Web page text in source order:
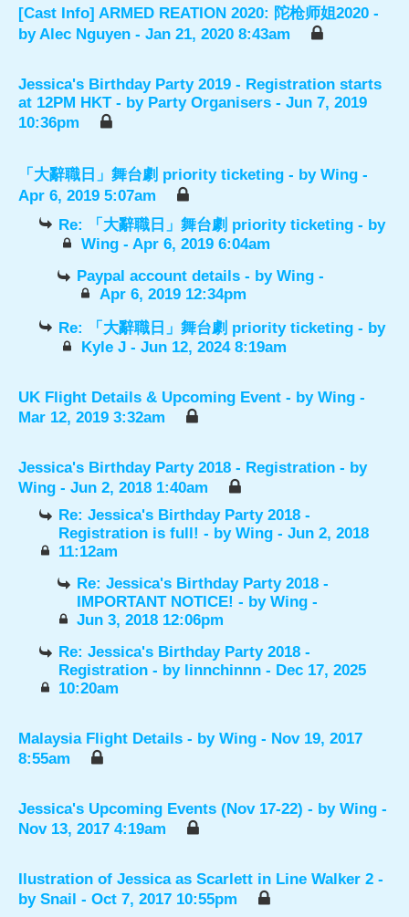
[Cast Info] ARMED REATION 2020: 陀枪师姐2020 -
byAlec Nguyen - Jan 21, 2020 8:43am
Jessica's Birthday Party 2019 - Registration starts
at 12PM HKT - by Party Organisers - Jun 7, 2019
10:36pm
「大辭職日」舞台劇 priority ticketing - by Wing -
Apr 6, 2019 5:07am
Re: 「大辭職日」舞台劇 priority ticketing - by
Wing- Apr 6, 2019 6:04am
Paypal account details - byWing -
Apr 6, 2019 12:34pm
Re: 「大辭職日」舞台劇 priority ticketing - by
Kyle J- Jun 12, 2024 8:19am
UK Flight Details & Upcoming Event - by Wing -
Mar 12, 2019 3:32am
Jessica's Birthday Party 2018 - Registration - by
Wing - Jun 2, 2018 1:40am
Re: Jessica's Birthday Party 2018 -
Registration is full! - byWing - Jun 2, 2018
11:12am
Re: Jessica's Birthday Party 2018 -
IMPORTANT NOTICE! - byWing -
Jun 3, 2018 12:06pm
Re: Jessica's Birthday Party 2018 -
Registration - by linnchinnn - Dec 17, 2025
10:20am
Malaysia Flight Details - by Wing - Nov 19, 2017
8:55am
Jessica's Upcoming Events (Nov 17-22) - by Wing -
Nov 13, 2017 4:19am
Ilustration of Jessica as Scarlett in Line Walker 2 -
by Snail - Oct 7, 2017 10:55pm